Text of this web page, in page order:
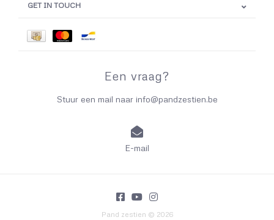
GET IN TOUCH
Een vraag?
Stuur een mail naar info@pandzestien.be
E-mail
Pand zestien © 2026